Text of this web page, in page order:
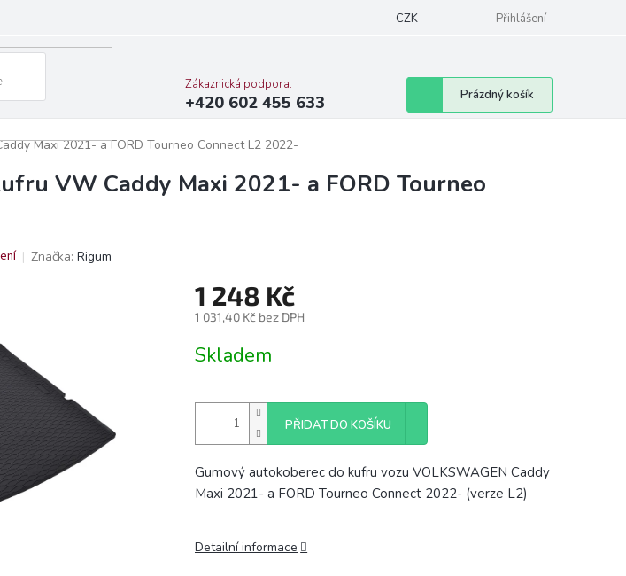
CZK Přihlášení
Zákaznická podpora:
+420 602 455 633
Nákupní
košík
Prázdný košík
Maxi 2021- a FORD Tourneo Connect L2 2022-
VW Caddy Maxi 2021- a FORD Tourneo
Značka: Rigum
1 248 Kč
1 031,40 Kč bez DPH
cena:
Skladem
PŘIDAT DO KOŠÍKU
Gumový autokoberec do kufru vozu VOLKSWAGEN Caddy
Maxi 2021- a FORD Tourneo Connect 2022- (verze L2)
Detailní informace